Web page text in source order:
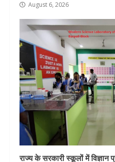
August 6, 2026
राज्य के सरकारी स्कूलों में